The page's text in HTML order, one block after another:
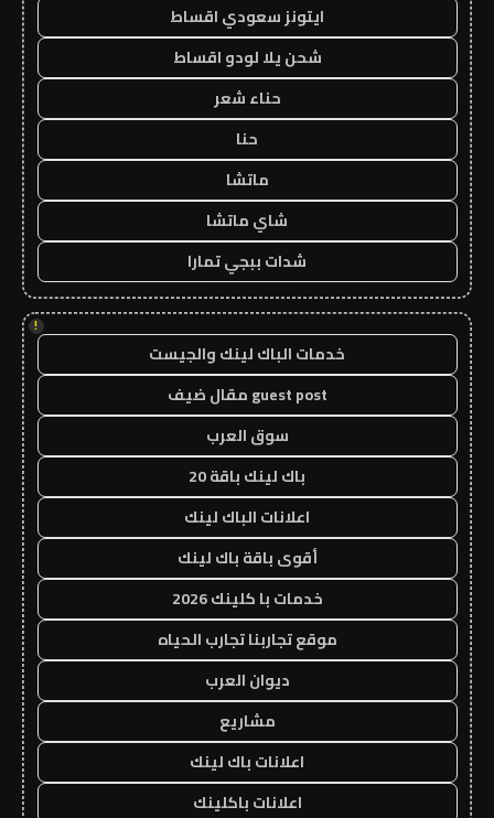
ايتونز سعودي اقساط
شحن يلا لودو اقساط
حناء شعر
حنا
ماتشا
شاي ماتشا
شدات ببجي تمارا
!
خدمات الباك لينك والجيست
guest post مقال ضيف
سوق العرب
باك لينك باقة 20
اعلانات الباك لينك
أقوى باقة باك لينك
خدمات با كلينك 2026
موقع تجاربنا تجارب الحياه
ديوان العرب
مشاريع
اعلانات باك لينك
اعلانات باكلينك